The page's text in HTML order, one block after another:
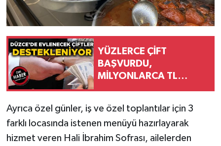
YÜZLERCE ÇİFT
BAŞVURDU,
MİLYONLARCA TL
Ayrıca özel günler, iş ve özel toplantılar için 3
farklı locasında istenen menüyü hazırlayarak
hizmet veren Hali İbrahim Sofrası, ailelerden